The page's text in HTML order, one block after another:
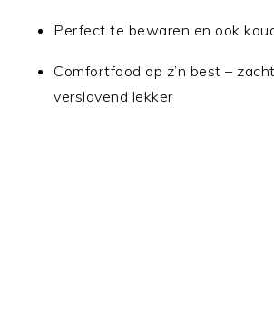
Perfect te bewaren en ook
Comfortfood op z’n best –
verslavend lekker